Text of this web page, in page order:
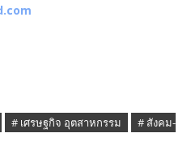
# เศรษฐกิจ อุตสาหกรรม
# สังคม-